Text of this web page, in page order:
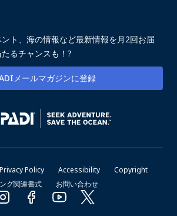
ト、海の情報など最新情報を月2回お届
るチャンスも！?
メールマガジンに登録
Privacy Policy Accessibility
Copyright
グ関連書式
お問い合わせ